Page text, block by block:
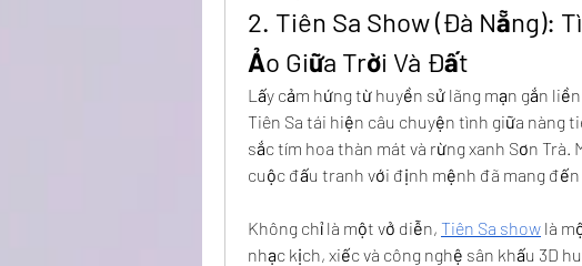
2. Tiên Sa Show (Đà Nẵng):
Ảo Giữa Trời Và Đất
Lấy cảm hứng từ huyền sử lãng mạn gắn
Tiên Sa tái hiện câu chuyện tình giữa nàng
sắc tím hoa thàn mát và rừng xanh Sơn
cuộc đấu tranh với định mệnh đã mang
Không chỉ là một vở diễn, Tiên Sa show là
nhạc kịch, xiếc và công nghệ sân khấu 3D